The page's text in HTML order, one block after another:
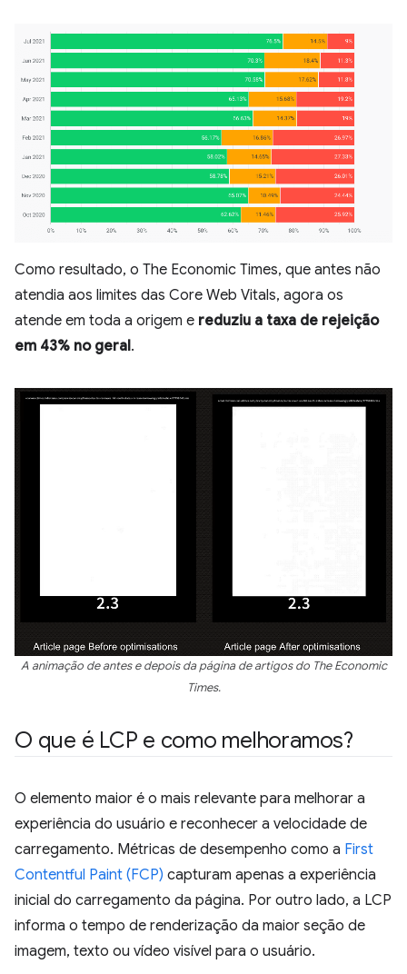
Como resultado, o The Economic Times, que antes não
atendia aos limites das Core Web Vitals, agora os
atende em toda a origem e reduziu a taxa de rejeição
em 43% no geral.
A animação de antes e depois da página de artigos do The Economic
Times.
O que é LCP e como melhoramos?
O elemento maior é o mais relevante para melhorar a
experiência do usuário e reconhecer a velocidade de
carregamento. Métricas de desempenho como a First
Contentful Paint (FCP) capturam apenas a experiência
inicial do carregamento da página. Por outro lado, a LCP
informa o tempo de renderização da maior seção de
imagem, texto ou vídeo visível para o usuário.